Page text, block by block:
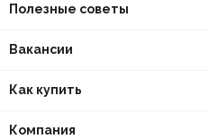
Полезные советы
Вакансии
Как купить
Компания